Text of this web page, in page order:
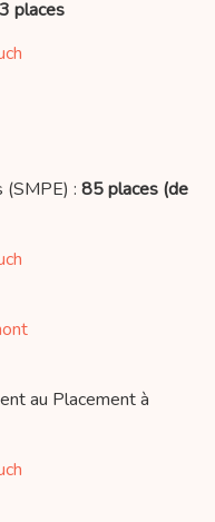
places
: 85 places (de
au Placement à